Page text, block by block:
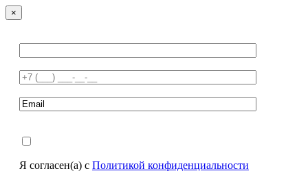
×
Я согласен(а) с Политикой конфиденциальности